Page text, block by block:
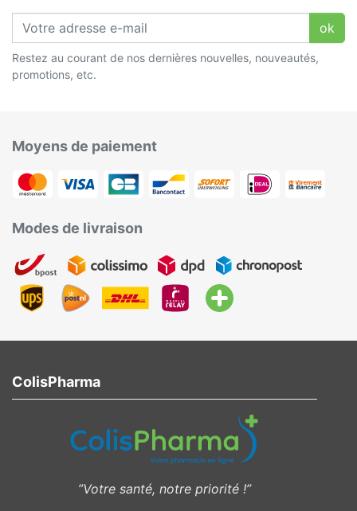
ok
Restez au courant de nos dernières nouvelles, nouveautés,
promotions, etc.
Moyens de paiement
Modes de livraison
ColisPharma
”Votre santé, notre priorité !”